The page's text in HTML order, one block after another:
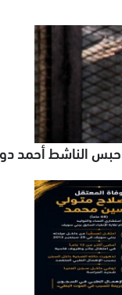
حبس الناشط أحمد